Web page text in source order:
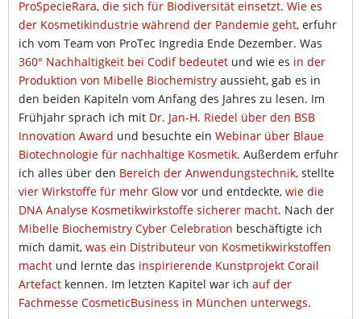
ProSpecieRara, die sich für Biodiversität einsetzt. Wie es
der Kosmetikindustrie während der Pandemie geht, erfuhr
ich vom Team von ProTec Ingredia Ende Dezember. Was
360° Nachhaltigkeit bei Codif bedeutet und wie es in der
Produktion von Mibelle Biochemistry aussieht, gab es in
den beiden Kapiteln vom Anfang des Jahres zu lesen. Im
Frühjahr sprach ich mit Dr. Jan-H. Riedel über den BSB
Innovation Award und besuchte ein Webinar über Blaue
Biotechnologie für nachhaltige Kosmetik. Außerdem erfuhr
ich alles über den Bereich der Anwendungstechnik, stellte
vier Wirkstoffe für mehr Glow vor und entdeckte, wie die
DNA Analyse Kosmetikwirkstoffe sicherer macht. Nach der
Mibelle Biochemistry Cyber Celebration beschäftigte ich
mich damit, was ein Distributeur von Kosmetikwirkstoffen
macht und lernte das inspirierende Kunstprojekt Corail
Artefact kennen. Im letzten Kapitel war ich auf der
Fachmesse CosmeticBusiness in München unterwegs.